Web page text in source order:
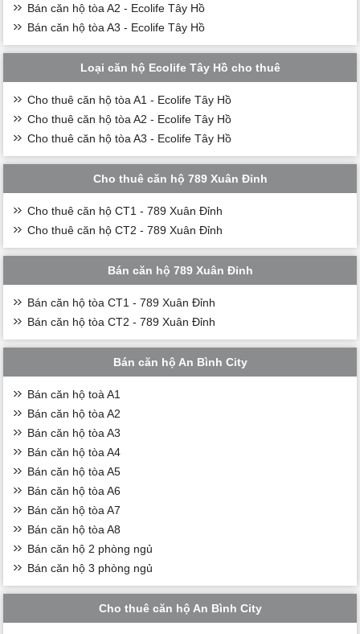
Bán căn hộ tòa A2 - Ecolife Tây Hồ
Bán căn hộ tòa A3 - Ecolife Tây Hồ
Loại căn hộ Ecolife Tây Hồ cho thuê
Cho thuê căn hộ tòa A1 - Ecolife Tây Hồ
Cho thuê căn hộ tòa A2 - Ecolife Tây Hồ
Cho thuê căn hộ tòa A3 - Ecolife Tây Hồ
Cho thuê căn hộ 789 Xuân Đỉnh
Cho thuê căn hộ CT1 - 789 Xuân Đỉnh
Cho thuê căn hộ CT2 - 789 Xuân Đỉnh
Bán căn hộ 789 Xuân Đỉnh
Bán căn hộ tòa CT1 - 789 Xuân Đỉnh
Bán căn hộ tòa CT2 - 789 Xuân Đỉnh
Bán căn hộ An Bình City
Bán căn hộ toà A1
Bán căn hộ tòa A2
Bán căn hộ tòa A3
Bán căn hộ tòa A4
Bán căn hộ tòa A5
Bán căn hộ tòa A6
Bán căn hộ tòa A7
Bán căn hộ tòa A8
Bán căn hộ 2 phòng ngủ
Bán căn hộ 3 phòng ngủ
Cho thuê căn hộ An Bình City